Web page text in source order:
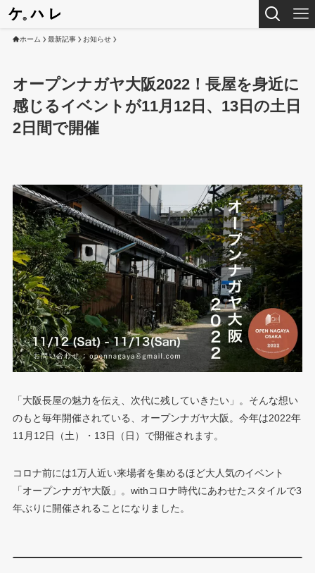
ホーム 最新記事 お知らせ
オープンナガヤ大阪2022！長屋を身近に
感じるイベントが11月12日、13日の土日
2日間で開催
「大阪長屋の魅力を伝え、次代に残していきたい」。そんな想い
のもと毎年開催されている、オープンナガヤ大阪。今年は2022年
11月12日（土）・13日（日）で開催されます。
コロナ前には1万人近い来場者を集めるほど大人気のイベント
「オープンナガヤ大阪」。withコロナ時代にあわせたスタイルで3
年ぶりに開催されることになりました。